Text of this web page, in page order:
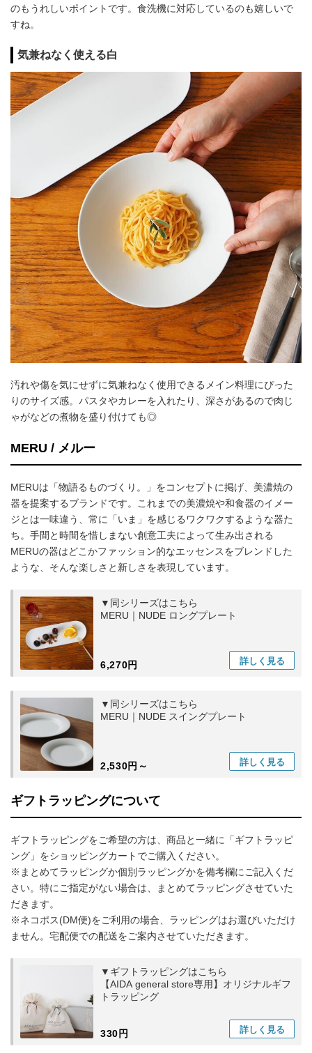
のもうれしいポイントです。食洗機に対応しているのも嬉しいで
すね。
気兼ねなく使える白
汚れや傷を気にせずに気兼ねなく使用できるメイン料理にぴった
りのサイズ感。パスタやカレーを入れたり、深さがあるので肉じ
ゃがなどの煮物を盛り付けても◎
MERU / メルー
MERUは「物語るものづくり。」をコンセプトに掲げ、美濃焼の
器を提案するブランドです。これまでの美濃焼や和食器のイメー
ジとは一味違う、常に「いま」を感じるワクワクするような器た
ち。手間と時間を惜しまない創意工夫によって生み出される
MERUの器はどこかファッション的なエッセンスをブレンドした
ような、そんな楽しさと新しさを表現しています。
▼同シリーズはこちら
MERU｜NUDE ロングプレート
6,270円 詳しく 見る
▼同シリーズはこちら
MERU｜NUDE スイングプレート
2,530円～ 詳しく 見る
ギフトラッピングについて
ギフトラッピングをご希望の方は、商品と一緒に「ギフトラッピ
ング」をショッピングカートでご購入ください。
※まとめてラッピングか個別ラッピングかを備考欄にご記入くだ
さい。特にご指定がない場合は、まとめてラッピングさせていた
だきます。
※ネコポス(DM便)をご利用の場合、ラッピングはお選びいただけ
ません。宅配便での配送をご案内させていただきます。
▼ギフトラッピングはこちら
【AIDA general store専用】オリジナルギフ
トラッピング
330円 詳しく 見る